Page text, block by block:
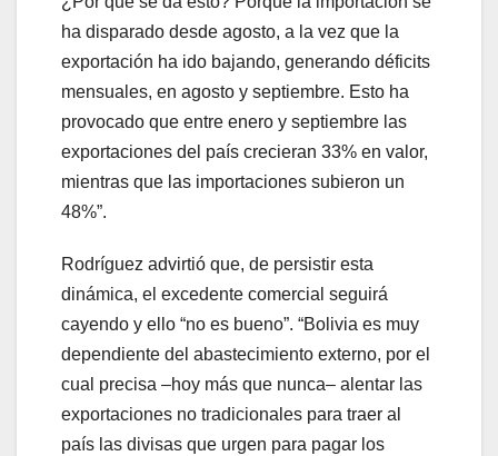
ha disparado desde agosto, a la vez que la
exportación ha ido bajando, generando déficits
mensuales, en agosto y septiembre. Esto ha
provocado que entre enero y septiembre las
exportaciones del país crecieran 33% en valor,
mientras que las importaciones subieron un
48%”.
Rodríguez advirtió que, de persistir esta
dinámica, el excedente comercial seguirá
cayendo y ello “no es bueno”. “Bolivia es muy
dependiente del abastecimiento externo, por el
cual precisa –hoy más que nunca– alentar las
exportaciones no tradicionales para traer al
país las divisas que urgen para pagar los